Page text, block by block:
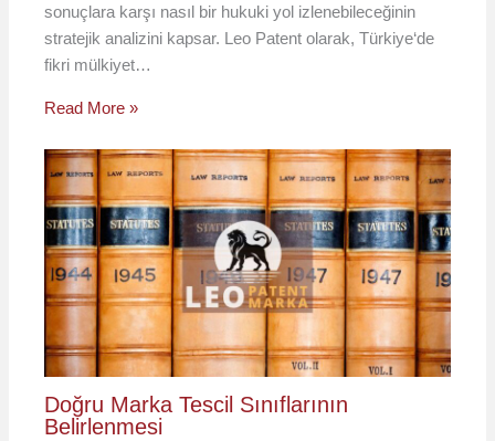
sonuçlara karşı nasıl bir hukuki yol izlenebileceğinin
stratejik analizini kapsar. Leo Patent olarak, Türkiye‘de
fikri mülkiyet…
Read More »
Doğru Marka Tescil Sınıflarının
Belirlenmesi